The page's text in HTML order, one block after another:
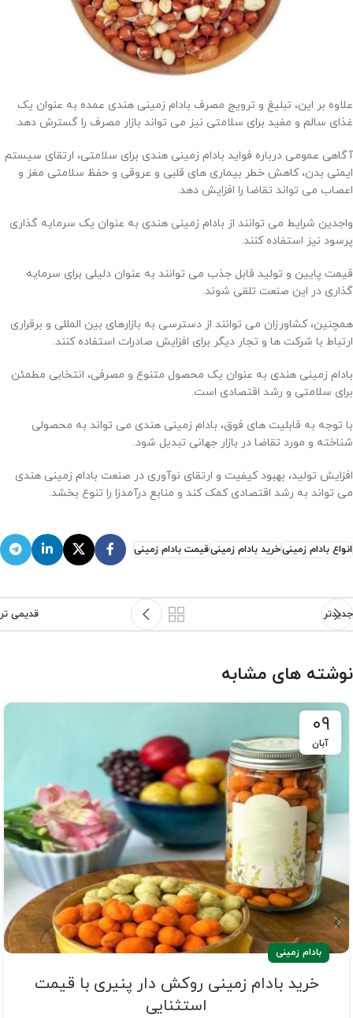
علاوه بر این، تبلیغ و ترویج مصرف بادام زمینی هندی عمده به عنوان یک
غذای سالم و مفید برای سلامتی نیز می تواند بازار مصرف را گسترش دهد.
آگاهی عمومی درباره فواید بادام زمینی هندی برای سلامتی، ارتقای سیستم
ایمنی بدن، کاهش خطر بیماری های قلبی و عروقی و حفظ سلامتی مغز و
اعصاب می تواند تقاضا را افزایش دهد.
واجدین شرایط می توانند از بادام زمینی هندی به عنوان یک سرمایه گذاری
پرسود نیز استفاده کنند.
قیمت پایین و تولید قابل جذب می توانند به عنوان دلیلی برای سرمایه
گذاری در این صنعت تلقی شوند.
همچنین، کشاورزان می توانند از دسترسی به بازارهای بین المللی و برقراری
ارتباط با شرکت ها و تجار دیگر برای افزایش صادرات استفاده کنند.
بادام زمینی هندی به عنوان یک محصول متنوع و مصرفی، انتخابی مطمئن
برای سلامتی و رشد اقتصادی است.
با توجه به قابلیت های فوق، بادام زمینی هندی می تواند به محصولی
شناخته و مورد تقاضا در بازار جهانی تبدیل شود.
افزایش تولید، بهبود کیفیت و ارتقای نوآوری در صنعت بادام زمینی هندی
می تواند به رشد اقتصادی کمک کند و منابع درآمدزا را تنوع بخشد.
انواع بادام زمینیخرید بادام زمینیقیمت بادام زمینی
جدیدتر قدیمی تر
نوشته های مشابه
۰۹
آبان
بادام زمینی
خرید بادام زمینی روکش دار پنیری با قیمت
استثنایی